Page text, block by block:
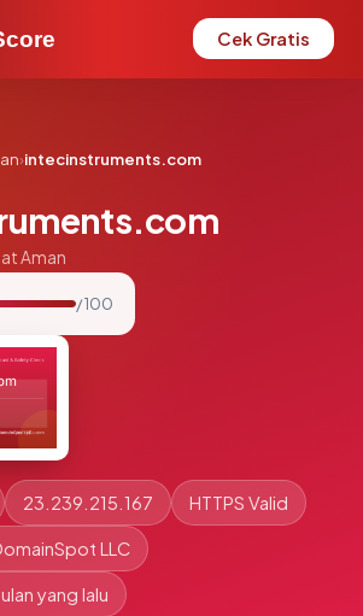
Cek Gratis
›intecinstruments.com
Aman
/ 100
23.239.215.167 HTTPS Valid
LLC
yang lalu